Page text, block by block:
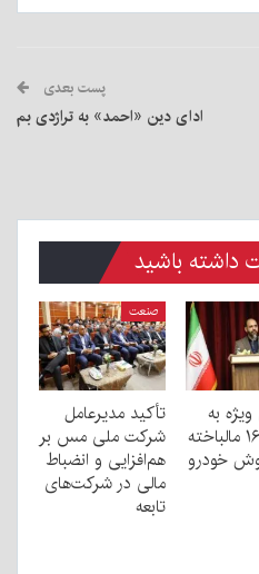
پست بعدی
ادای دین «احمد» به تراژدی بم
باشید
به
پرونده ۱۶۰ مالباخته
خودرو
صنعت
تأکید مدیرعامل
شرکت ملی مس بر
هم‌افزایی و انضباط
مالی در شرکت‌های
تابعه